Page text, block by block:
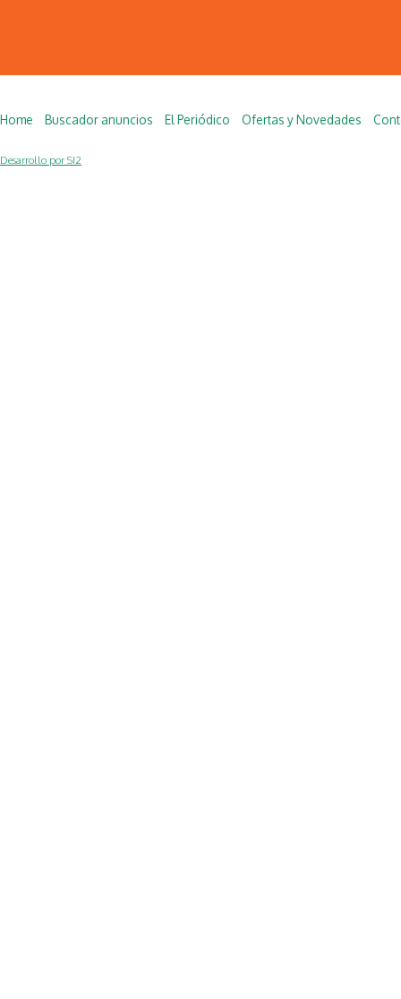
Home Buscador anuncios El Periódico Ofertas y Novedades
Desarrollo por SI2